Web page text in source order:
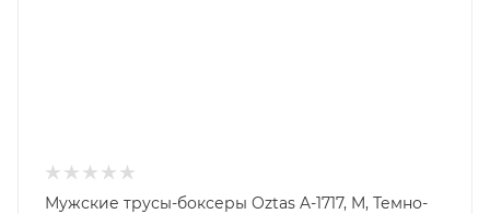
Мужские трусы-боксеры Oztas A-1717, M, Темно-